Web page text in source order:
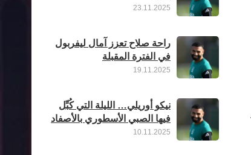
23.11.2025
راحة صلاح تعزز آمال ليفربول
في الفترة المقبلة
19.11.2025
نيكو أوريلي… الليلة التي كُبِّل
فيها الصبي الأسطوري بالأصفاد
10.11.2025